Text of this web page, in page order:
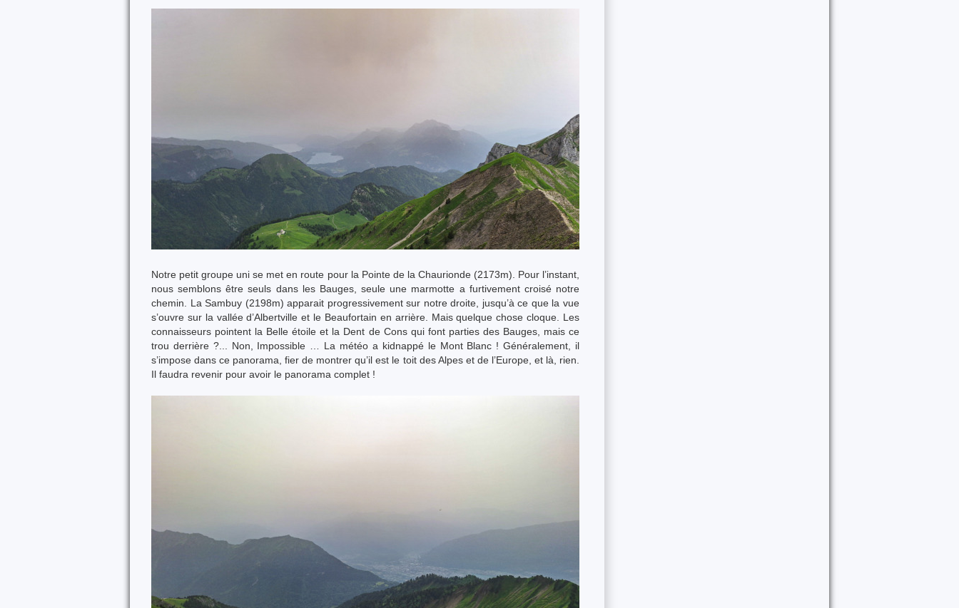
Notre petit groupe uni se met en route pour la Pointe de la Chaurionde (2173m). Pour l’instant,
nous semblons être seuls dans les Bauges, seule une marmotte a furtivement croisé notre
chemin. La Sambuy (2198m) apparait progressivement sur notre droite, jusqu’à ce que la vue
s’ouvre sur la vallée d’Albertville et le Beaufortain en arrière. Mais quelque chose cloque. Les
connaisseurs pointent la Belle étoile et la Dent de Cons qui font parties des Bauges, mais ce
trou derrière ?... Non, Impossible … La météo a kidnappé le Mont Blanc ! Généralement, il
s’impose dans ce panorama, fier de montrer qu’il est le toit des Alpes et de l’Europe, et là, rien.
Il faudra revenir pour avoir le panorama complet !